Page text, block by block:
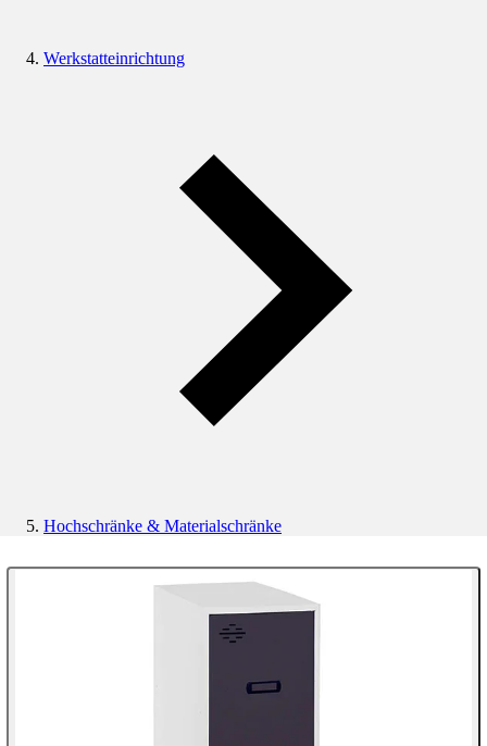
Werkstatteinrichtung
Hochschränke & Materialschränke